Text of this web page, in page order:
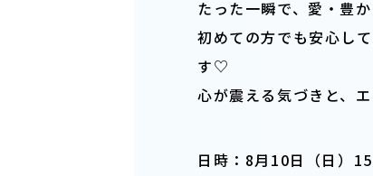
たった一瞬で、愛・豊
初めての方でも安心し
す♡
心が震える気づきと、
日時：8月10日（日）